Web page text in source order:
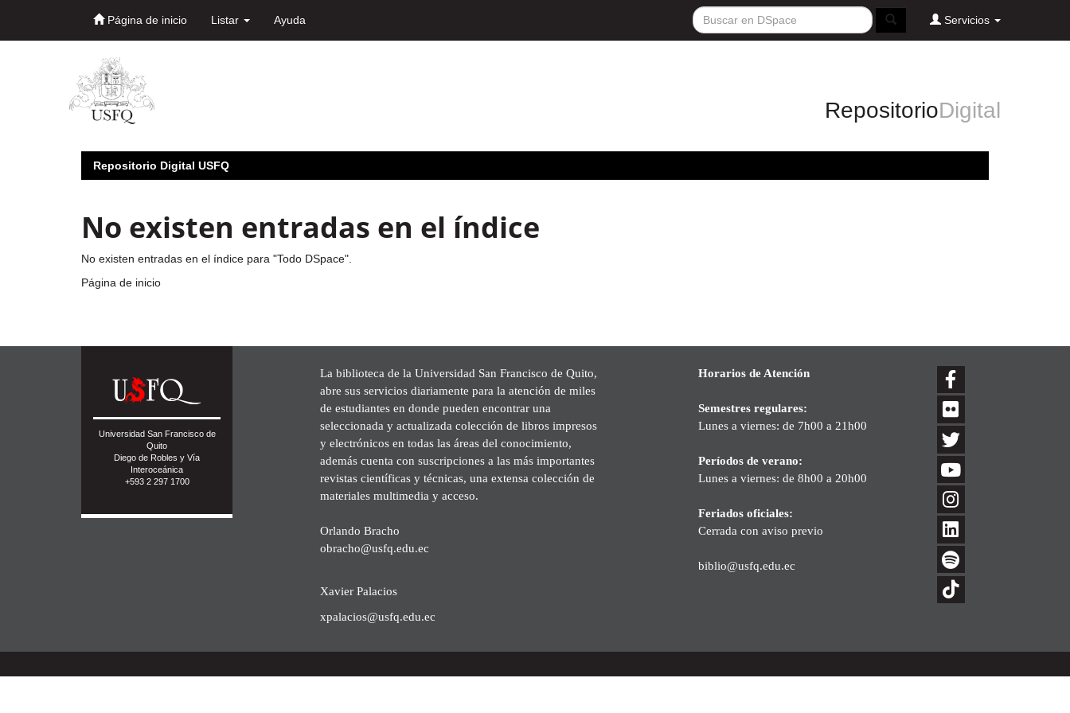
Página de inicio Listar Ayuda Servicios
RepositorioDigital
Repositorio Digital USFQ
No existen entradas en el índice
No existen entradas en el índice para "Todo DSpace".
Página de inicio
Universidad San Francisco de
Quito
Diego de Robles y Vía
Interoceánica
+593 2 297 1700
La biblioteca de la Universidad San Francisco de Quito,
abre sus servicios diariamente para la atención de miles
de estudiantes en donde pueden encontrar una
seleccionada y actualizada colección de libros impresos
y electrónicos en todas las áreas del conocimiento,
además cuenta con suscripciones a las más importantes
revistas científicas y técnicas, una extensa colección de
materiales multimedia y acceso.
Orlando Bracho
obracho@usfq.edu.ec
Xavier Palacios
xpalacios@usfq.edu.ec
Horarios de Atención
Semestres regulares:
Lunes a viernes: de 7h00 a 21h00
Períodos de verano:
Lunes a viernes: de 8h00 a 20h00
Feriados oficiales:
Cerrada con aviso previo
biblio@usfq.edu.ec